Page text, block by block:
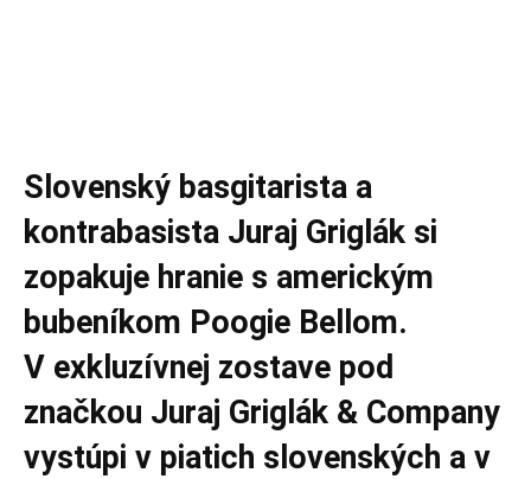
Slovenský basgitarista a
kontrabasista Juraj Griglák si
zopakuje hranie s americkým
bubeníkom Poogie Bellom.
V exkluzívnej zostave pod
značkou Juraj Griglák & Company
vystúpi v piatich slovenských a v